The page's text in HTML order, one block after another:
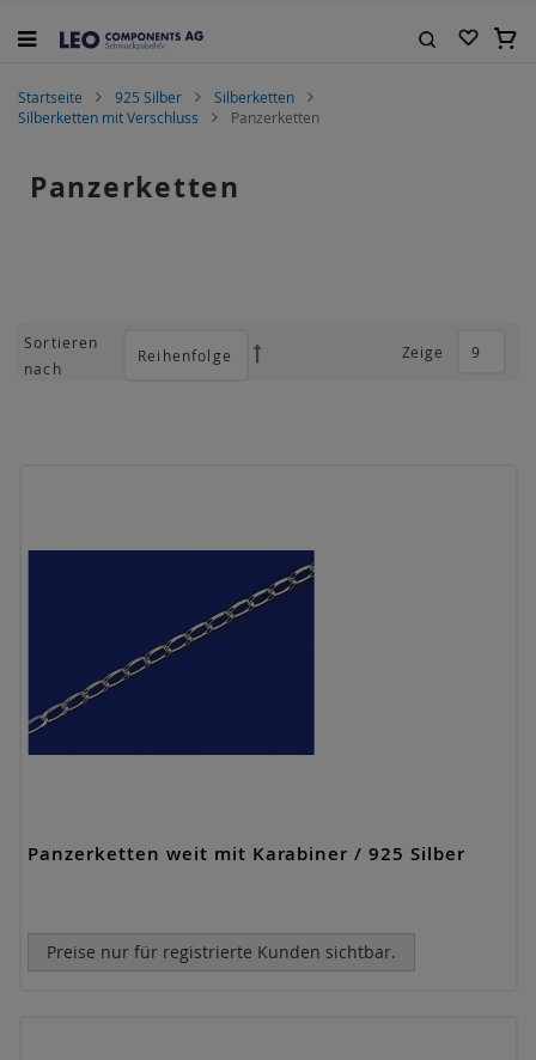
Inhalt
Startseite 925 Silber
Silberketten
Silberketten mit Verschluss
Panzerketten
Panzerketten
Zeige
Sortieren
nach
Absteigend
Panzerketten weit mit Karabiner / 925 Silber
Preise nur für registrierte Kunden sichtbar.